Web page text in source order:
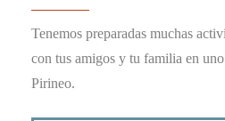
Tenemos preparadas muchas
con tus amigos y tu familia en
Pirineo.